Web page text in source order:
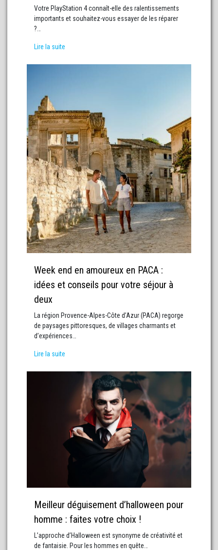
Votre PlayStation 4 connaît-elle des ralentissements
importants et souhaitez-vous essayer de les réparer
?…
Lire la suite
Week end en amoureux en PACA :
idées et conseils pour votre séjour à
deux
La région Provence-Alpes-Côte d’Azur (PACA) regorge
de paysages pittoresques, de villages charmants et
d’expériences…
Lire la suite
Meilleur déguisement d’halloween pour
homme : faites votre choix !
L’approche d’Halloween est synonyme de créativité et
de fantaisie. Pour les hommes en quête…